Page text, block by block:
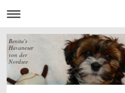
Benita's
Havaneser
von der
Nordsee